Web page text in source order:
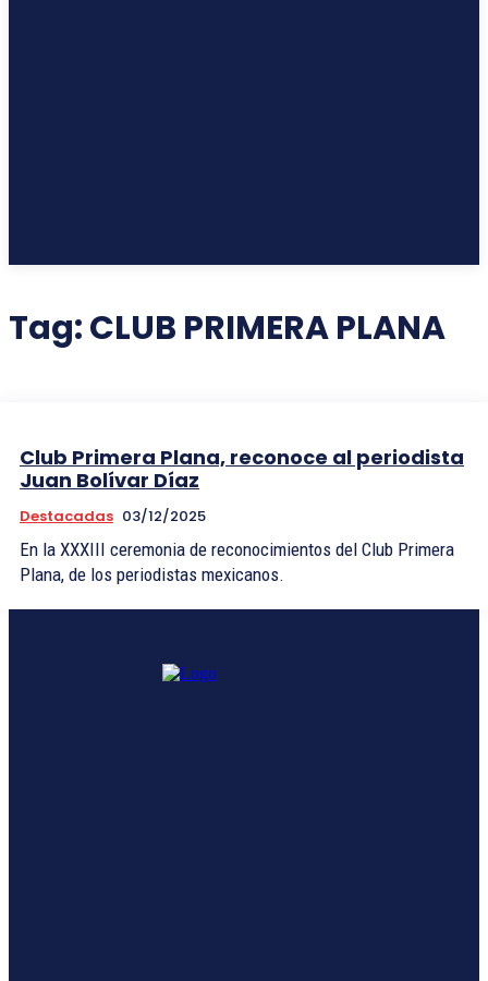
Tag:CLUB PRIMERA PLANA
Club Primera Plana, reconoce al periodista
Juan Bolívar Díaz
Destacadas 03/12/2025
En la XXXIII ceremonia de reconocimientos del Club Primera
Plana, de los periodistas mexicanos.